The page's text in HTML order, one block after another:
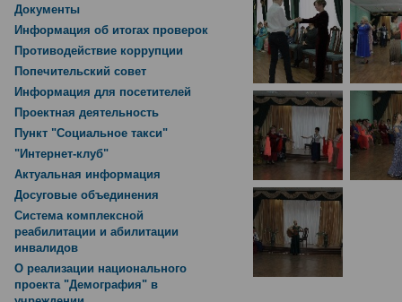
Документы
Информация об итогах проверок
Противодействие коррупции
Попечительский совет
Информация для посетителей
Проектная деятельность
Пункт "Социальное такси"
"Интернет-клуб"
Актуальная информация
Досуговые объединения
Система комплексной
реабилитации и абилитации
инвалидов
О реализации национального
проекта "Демография" в